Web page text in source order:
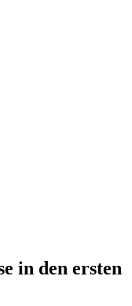
in den ersten